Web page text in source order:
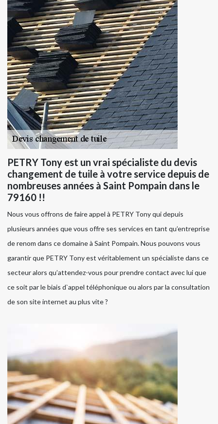
PETRY Tony est un vrai spécialiste du devis
changement de tuile à votre service depuis de
nombreuses années à Saint Pompain dans le
79160 !!
Nous vous offrons de faire appel à PETRY Tony qui depuis
plusieurs années que vous offre ses services en tant qu’entreprise
de renom dans ce domaine à Saint Pompain. Nous pouvons vous
garantir que PETRY Tony est véritablement un spécialiste dans ce
secteur alors qu’attendez-vous pour prendre contact avec lui que
ce soit par le biais d`appel téléphonique ou alors par la consultation
de son site internet au plus vite ?